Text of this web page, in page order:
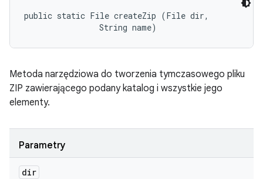
public static File createZip (File dir,
                String name)
Metoda narzędziowa do tworzenia tymczasowego pliku
ZIP zawierającego podany katalog i wszystkie jego
elementy.
Parametry
dir